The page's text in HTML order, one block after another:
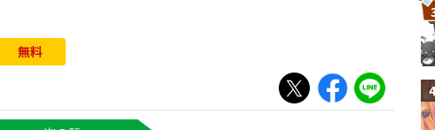
無料